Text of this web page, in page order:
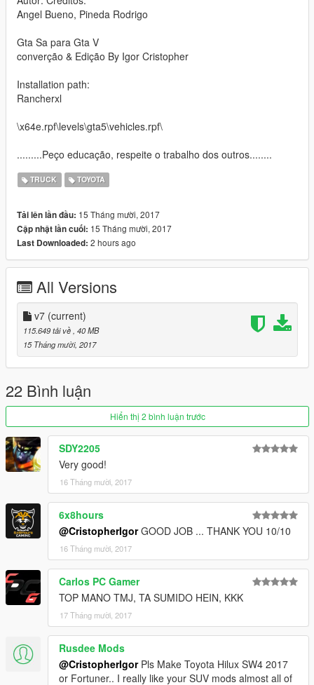
Angel Bueno, Pineda Rodrigo
Gta Sa para Gta V
converção & Edição By Igor Cristopher
Installation path:
Rancherxl
\x64e.rpf\levels\gta5\vehicles.rpf\
.........Peço educação, respeite o trabalho dos outros........
TRUCK TOYOTA
Tải lên lần đầu: 15 Tháng mười, 2017
Cập nhật lần cuối: 15 Tháng mười, 2017
Last Downloaded: 2 hours ago
All Versions
v7 (current)
115.649 tải về , 40 MB
15 Tháng mười, 2017
22 Bình luận
Hiển thị 2 bình luận trước
SDY2205
Very good!
16 Tháng mười, 2017
6x8hours
@CristopherIgorGOOD JOB ... THANK YOU 10/10
16 Tháng mười, 2017
Carlos PC Gamer
TOP MANO TMJ, TA SUMIDO HEIN, KKK
17 Tháng mười, 2017
Rusdee Mods
@CristopherIgorPls Make Toyota Hilux SW4 2017
or Fortuner.. I really like your SUV mods almost all of